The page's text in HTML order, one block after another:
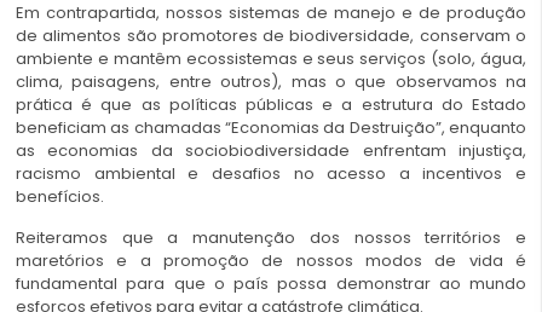
Em contrapartida, nossos sistemas de manejo e de produção
de alimentos são promotores de biodiversidade, conservam o
ambiente e mantêm ecossistemas e seus serviços (solo, água,
clima, paisagens, entre outros), mas o que observamos na
prática é que as políticas públicas e a estrutura do Estado
beneficiam as chamadas “Economias da Destruição”, enquanto
as economias da sociobiodiversidade enfrentam injustiça,
racismo ambiental e desafios no acesso a incentivos e
benefícios.
Reiteramos que a manutenção dos nossos territórios e
maretórios e a promoção de nossos modos de vida é
fundamental para que o país possa demonstrar ao mundo
esforços efetivos para evitar a catástrofe climática.